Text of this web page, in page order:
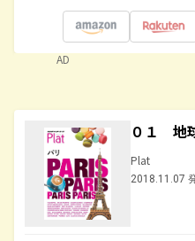
AD
０１ 地
Plat
2018.11.07